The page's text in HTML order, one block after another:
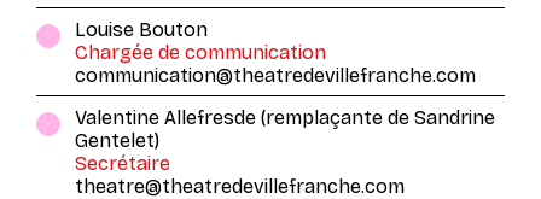
Louise Bouton
Chargée de communication
communication@theatredevillefranche.com
Valentine Allefresde (remplaçante de Sandrine
Gentelet)
Secrétaire
theatre@theatredevillefranche.com